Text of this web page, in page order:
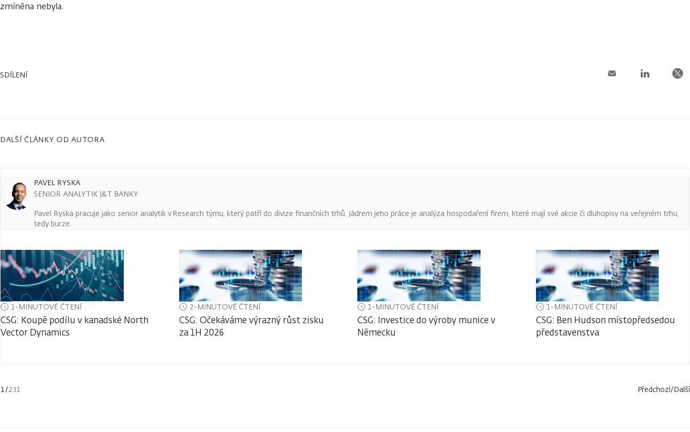
zmíněna nebyla.
SDÍLENÍ
DALŠÍ ČLÁNKY OD AUTORA
PAVEL RYSKA
SENIOR ANALYTIK J&T BANKY
Pavel Ryska pracuje jako senior analytik v Research týmu, který patří do divize finančních trhů. Jádrem jeho práce je analýza hospodaření firem, které mají své akcie či dluhopisy na veřejném trhu,
tedy burze.
1-MINUTOVÉ ČTENÍ
CSG: Koupě podílu v kanadské North
Vector Dynamics
2-MINUTOVÉ ČTENÍ
CSG: Očekáváme výrazný růst zisku
za 1H 2026
1-MINUTOVÉ ČTENÍ
CSG: Investice do výroby munice v
Německu
1-MINUTOVÉ ČTENÍ
CSG: Ben Hudson místopředsedou
představenstva
1 /231 Předchozí/Další